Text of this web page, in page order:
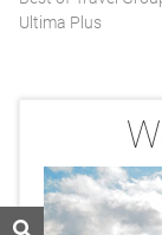
Ultima Plus